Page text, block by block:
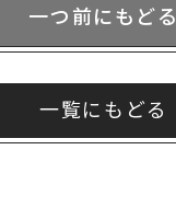
一つ前にもどる
一覧にもどる